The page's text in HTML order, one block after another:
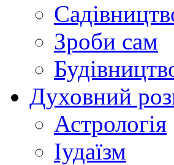
Зроби сам
Духовний
Астрологія
Іудаїзм